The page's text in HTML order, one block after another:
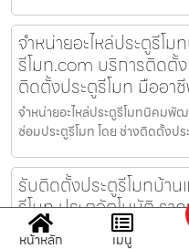
จำหน่ายอะไหล่ประตูรีโ
รีโมท.com บริการติดตั้
ติดตั้งประตูรีโมท มืออา
จำหน่ายอะไหล่ประตูรีโมทนิคมพั
ซ่อมประตูรีโมท โดย ช่างติดตั้งป
รับติดตั้งประตูรีโมทบ้า
รีโมท ประตูอัตโนมัติ รา
รับติดตั้งประตูรีโมทบ้านแพ้ว จำ
หน้าหลัก เมนู